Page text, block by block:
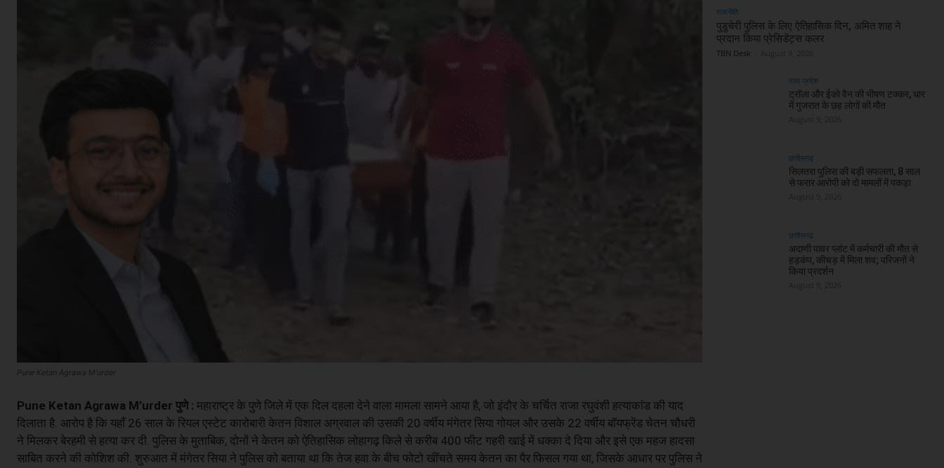
Pune Ketan Agrawa M'urder
Pune Ketan Agrawa M’urder पुणे : महाराष्ट्र के पुणे जिले में एक दिल दहला देने वाला मामला सामने आया है, जो इंदौर के चर्चित राजा रघुवंशी हत्याकांड की याद
दिलाता है. आरोप है कि यहाँ 26 साल के रियल एस्टेट कारोबारी केतन विशाल अग्रवाल की उसकी 20 वर्षीय मंगेतर सिया गोयल और उसके 22 वर्षीय बॉयफ्रेंड चेतन चौधरी
ने मिलकर बेरहमी से हत्या कर दी. पुलिस के मुताबिक, दोनों ने केतन को ऐतिहासिक लोहागढ़ किले से करीब 400 फीट गहरी खाई में धक्का दे दिया और इसे एक महज हादसा
साबित करने की कोशिश की. शुरुआत में मंगेतर सिया ने पुलिस को बताया था कि तेज हवा के बीच फोटो खींचते समय केतन का पैर फिसल गया था, जिसके आधार पर पुलिस ने
राजनीति
पुडुचेरी पुलिस के लिए ऐतिहासिक दिन, अमित शाह ने
प्रदान किया प्रेसिडेंट्स कलर
TBN Desk
मध्य प्रदेश
ट्रॉला और ईको वैन की भीषण टक्कर, धार
में गुजरात के छह लोगों की मौत
छत्तीसगढ़
सिलतरा पुलिस की बड़ी सफलता, 8 साल
से फरार आरोपी को दो मामलों में पकड़ा
छत्तीसगढ़
अदाणी पावर प्लांट में कर्मचारी की मौत से
हड़कंप, कीचड़ में मिला शव; परिजनों ने
किया प्रदर्शन